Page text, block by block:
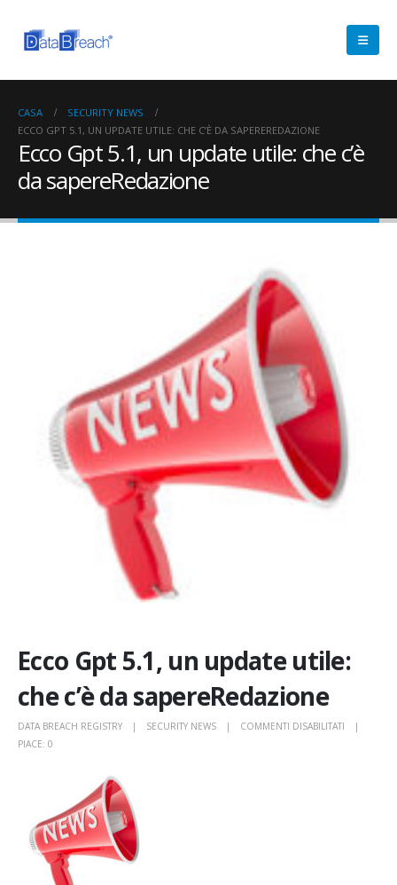
CASA
SECURITY NEWS
ECCO GPT 5.1, UN UPDATE UTILE: CHE C’È DA SAPEREREDAZIONE
Ecco Gpt 5.1, un update utile: che c’è
da sapereRedazione
Ecco Gpt 5.1, un update utile:
che c’è da sapereRedazione
DATA BREACH REGISTRY SECURITY NEWS COMMENTI DISABILITATI
PIACE: 0